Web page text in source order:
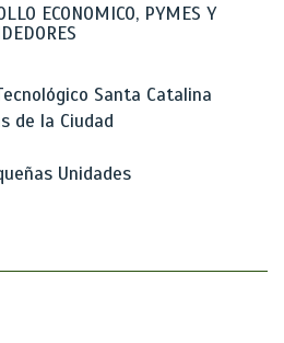
ECONOMICO, PYMES Y
Santa Catalina
de la Ciudad
Unidades